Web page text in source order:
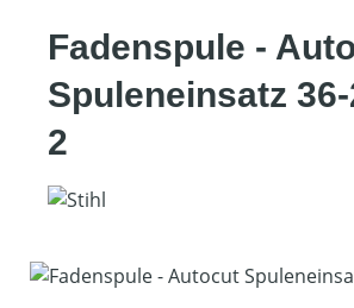
Fadenspule -
Spuleneinsatz
2
Bildergalerie überspringen